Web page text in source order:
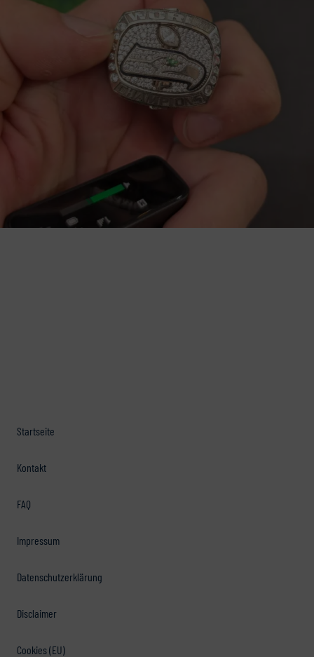
Startseite
Kontakt
FAQ
Impressum
Datenschutzerklärung
Disclaimer
Cookies (EU)